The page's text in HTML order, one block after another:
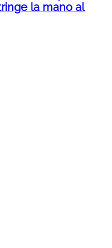
la mano al